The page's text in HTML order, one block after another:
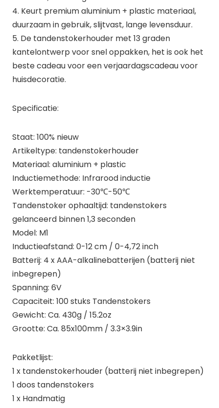
4. Keurt premium aluminium + plastic materiaal,
duurzaam in gebruik, slijtvast, lange levensduur.
5. De tandenstokerhouder met 13 graden
kantelontwerp voor snel oppakken, het is ook het
beste cadeau voor een verjaardagscadeau voor
huisdecoratie.
Specificatie:
Staat: 100% nieuw
Artikeltype: tandenstokerhouder
Materiaal: aluminium + plastic
Inductiemethode: Infrarood inductie
Werktemperatuur: -30℃-50℃
Tandenstoker ophaaltijd: tandenstokers
gelanceerd binnen 1,3 seconden
Model: M1
Inductieafstand: 0-12 cm / 0-4,72 inch
Batterij: 4 x AAA-alkalinebatterijen (batterij niet
inbegrepen)
Spanning: 6V
Capaciteit: 100 stuks Tandenstokers
Gewicht: Ca. 430g / 15.2oz
Grootte: Ca. 85x100mm / 3.3×3.9in
Pakketlijst:
1 x tandenstokerhouder (batterij niet inbegrepen)
1 doos tandenstokers
1 x Handmatig